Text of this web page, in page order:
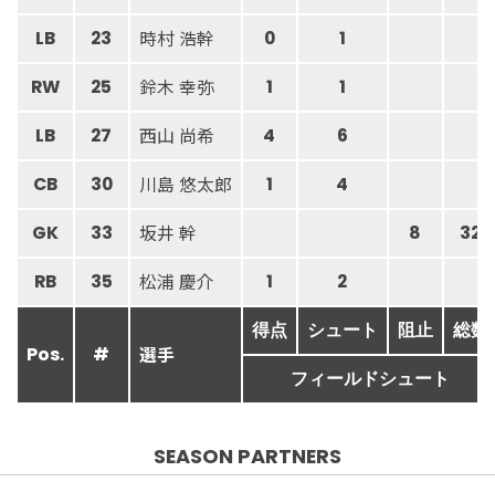
LB 23 時村 浩幹 0 1
RW 25 鈴木 幸弥 1 1
LB 27 西山 尚希 4 6
CB 30 川島 悠太郎 1 4
GK 33 坂井 幹 8 32
RB 35 松浦 慶介 1 2
Pos. # 選手
得点 シュート 阻止 総数
フィールドシュート
SEASON PARTNERS